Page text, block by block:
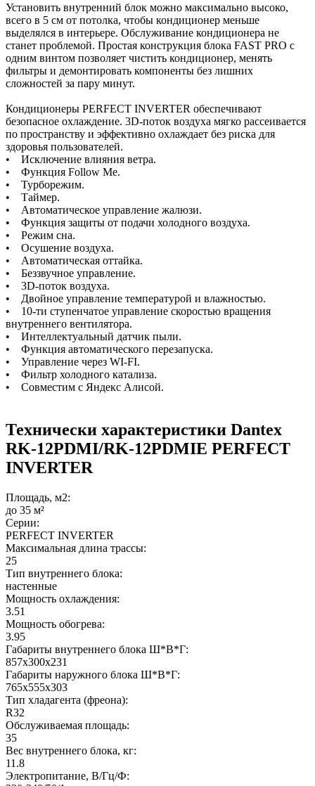
Установить внутренний блок можно максимально высоко,
всего в 5 см от потолка, чтобы кондиционер меньше
выделялся в интерьере. Обслуживание кондиционера не
станет проблемой. Простая конструкция блока FAST PRO с
одним винтом позволяет чистить кондиционер, менять
фильтры и демонтировать компоненты без лишних
сложностей за пару минут.
Кондиционеры PERFECT INVERTER обеспечивают
безопасное охлаждение. 3D-поток воздуха мягко рассеивается
по пространству и эффективно охлаждает без риска для
здоровья пользователей.
• Исключение влияния ветра.
• Функция Follow Me.
• Турборежим.
• Таймер.
• Автоматическое управление жалюзи.
• Функция защиты от подачи холодного воздуха.
• Режим сна.
• Осушение воздуха.
• Автоматическая оттайка.
• Беззвучное управление.
• 3D-поток воздуха.
• Двойное управление температурой и влажностью.
• 10-ти ступенчатое управление скоростью вращения
внутреннего вентилятора.
• Интеллектуальный датчик пыли.
• Функция автоматического перезапуска.
• Управление через WI-FI.
• Фильтр холодного катализа.
• Совместим с Яндекс Алисой.
Технически характеристики Dantex
RK-12PDMI/RK-12PDMIE PERFECT
INVERTER
Площадь, м2:
до 35 м²
Серии:
PERFECT INVERTER
Максимальная длина трассы:
25
Тип внутреннего блока:
настенные
Мощность охлаждения:
3.51
Мощность обогрева:
3.95
Габариты внутреннего блока Ш*В*Г:
857x300x231
Габариты наружного блока Ш*В*Г:
765x555x303
Тип хладагента (фреона):
R32
Обслуживаемая площадь:
35
Вес внутреннего блока, кг:
11.8
Электропитание, В/Гц/Ф: